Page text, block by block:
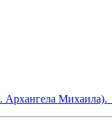
Архангела